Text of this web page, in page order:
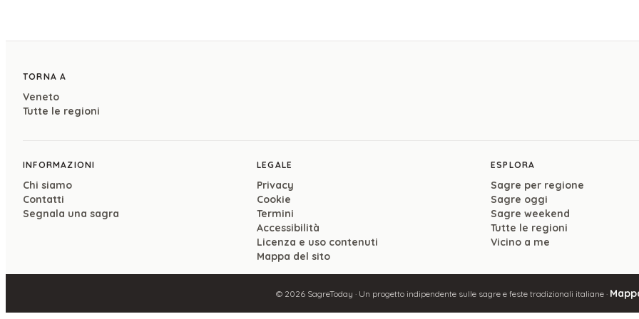
TORNA A
Veneto
Tutte le regioni
INFORMAZIONI
Chi siamo
Contatti
Segnala una sagra
LEGALE
Privacy
Cookie
Termini
Accessibilità
Licenza e uso contenuti
Mappa del sito
ESPLORA
Sagre per regione
Sagre oggi
Sagre weekend
Tutte le regioni
Vicino a me
© 2026SagreToday · Un progetto indipendente sulle sagre e feste tradizionali italiane ·